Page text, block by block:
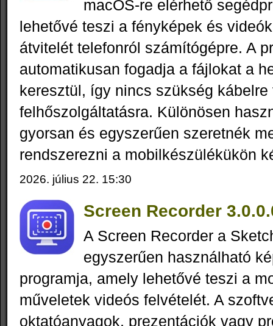
macOS-re elérhető
lehetővé teszi a fényképek és
átvitelét telefonról számítógépre. A
automatikusan fogadja a fájlokat a
keresztül, így nincs szükség kábelre
felhőszolgáltatásra. Különösen
gyorsan és egyszerűen szeretnék
rendszerezni a mobilkészülékükön
2026. július 22. 15:30
Screen Recorder
A Screen Recorder a
egyszerűen használható
programja, amely lehetővé teszi a
műveletek videós felvételét. A
oktatóanyagok, prezentációk vagy